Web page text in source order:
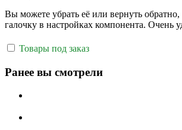
Вы можете убрать её или вернуть
галочку в настройках компонента. Очень
Товары под заказ
Ранее вы смотрели